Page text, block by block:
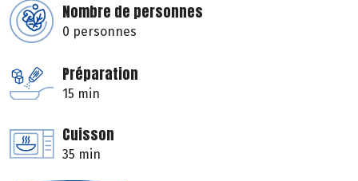
Nombre de personnes
0 personnes
Préparation
15 min
Cuisson
35 min